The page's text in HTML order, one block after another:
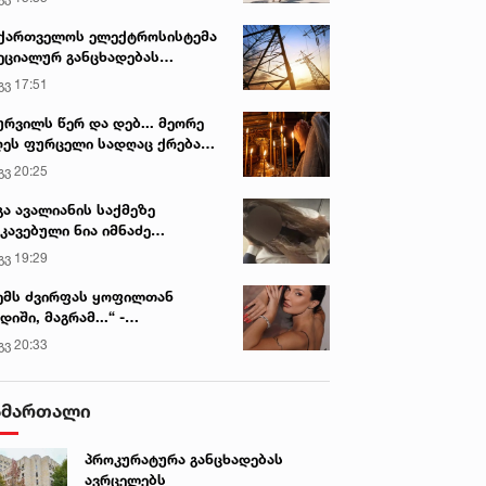
ელექტროსისტემა
განცხადებას
17:51
წერ და დებ... მეორე
ფურცელი სადღაც ქრება
სურვილი სრულდება...“ -
ტაძარი შიდა
20:25
ავალიანის საქმეზე
ნია იმნაძე
გადაჰყავთ
19:29
ძვირფას ყოფილთან
მაგრამ...“ -
პაიჭაძის
აღიარება
20:33
პროკურატურა განცხადებას
ავრცელებს